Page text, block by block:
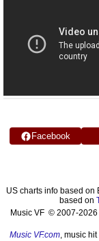
Facebook
US charts info based
based on
Music VF © 2007-
Music VF.com, music